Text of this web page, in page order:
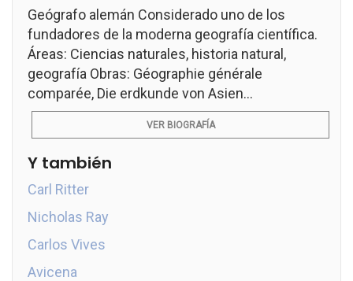
Geógrafo alemán Considerado uno de los
fundadores de la moderna geografía científica.
Áreas: Ciencias naturales, historia natural,
geografía Obras: Géographie générale
comparée, Die erdkunde von Asien...
VER BIOGRAFÍA
Y también
Carl Ritter
Nicholas Ray
Carlos Vives
Avicena